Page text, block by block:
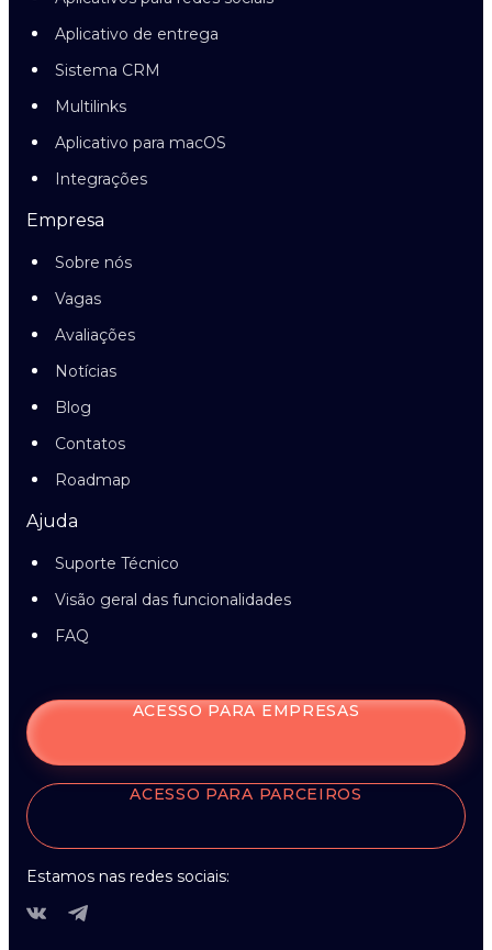
Aplicativo de entrega
Sistema CRM
Multilinks
Aplicativo para macOS
Integrações
Empresa
Sobre nós
Vagas
Avaliações
Notícias
Blog
Contatos
Roadmap
Ajuda
Suporte Técnico
Visão geral das funcionalidades
FAQ
ACESSO PARA EMPRESAS
ACESSO PARA PARCEIROS
Estamos nas redes sociais: